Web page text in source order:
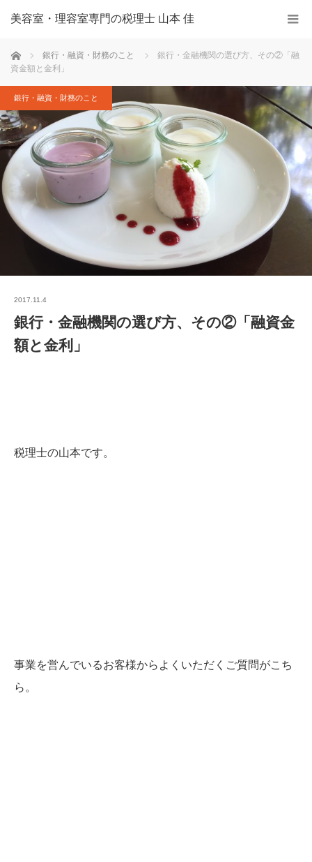
美容室・理容室専門の税理士 山本 佳
ホーム 銀行・融資・財務のこと
銀行・金融機関の選び方、その②「融
資金額と金利」
銀行・融資・財務のこと
2017.11.4
銀行・金融機関の選び方、その②「融資金
額と金利」
税理士の山本です。
事業を営んでいるお客様からよくいただくご質問がこち
ら。